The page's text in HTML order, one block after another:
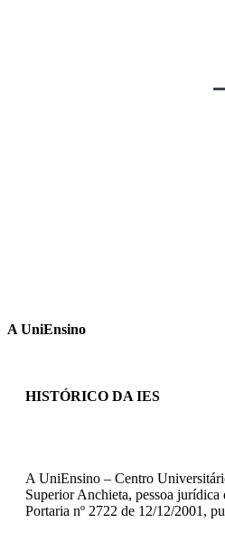
A UniEnsino
HISTÓRICO DA IES
A UniEnsino – Centro
Superior Anchieta, pessoa
Portaria nº 2722 de 12/12/2001,